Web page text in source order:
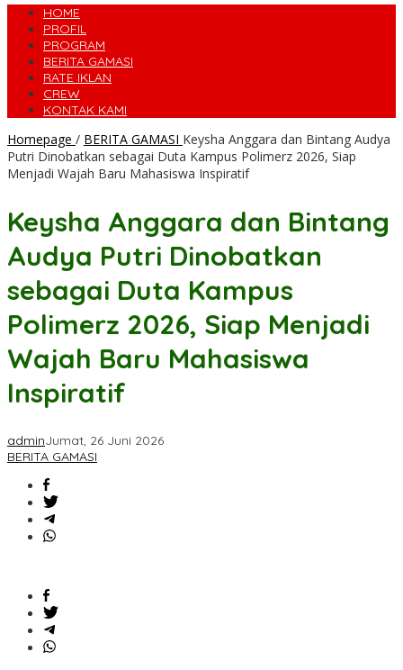
HOME
PROFIL
PROGRAM
BERITA GAMASI
RATE IKLAN
CREW
KONTAK KAMI
Homepage / BERITA GAMASI Keysha Anggara dan Bintang Audya
Putri Dinobatkan sebagai Duta Kampus Polimerz 2026, Siap
Menjadi Wajah Baru Mahasiswa Inspiratif
Keysha Anggara dan Bintang
Audya Putri Dinobatkan
sebagai Duta Kampus
Polimerz 2026, Siap Menjadi
Wajah Baru Mahasiswa
Inspiratif
adminJumat, 26 Juni 2026
BERITA GAMASI